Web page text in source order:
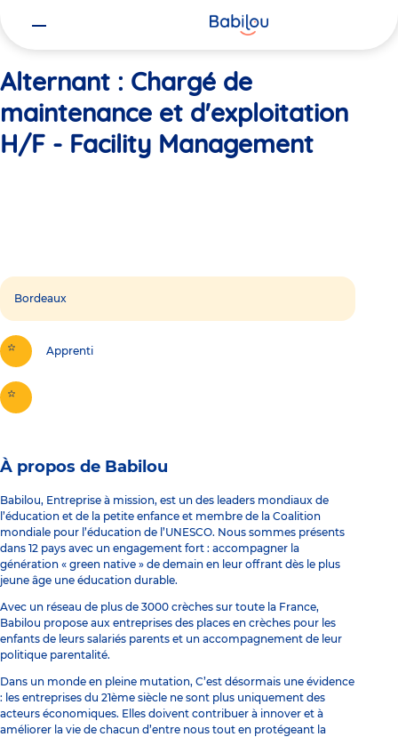
Alternant : Chargé de
maintenance et d'exploitation
H/F - Facility Management
Bordeaux
Apprenti
À propos de Babilou
Babilou, Entreprise à mission, est un des leaders mondiaux de
l’éducation et de la petite enfance et membre de la Coalition
mondiale pour l’éducation de l’UNESCO. Nous sommes présents
dans 12 pays avec un engagement fort : accompagner la
génération « green native » de demain en leur offrant dès le plus
jeune âge une éducation durable.
Avec un réseau de plus de 3000 crèches sur toute la France,
Babilou propose aux entreprises des places en crèches pour les
enfants de leurs salariés parents et un accompagnement de leur
politique parentalité.
Dans un monde en pleine mutation, C’est désormais une évidence
: les entreprises du 21ème siècle ne sont plus uniquement des
acteurs économiques. Elles doivent contribuer à innover et à
améliorer la vie de chacun d’entre nous tout en protégeant la